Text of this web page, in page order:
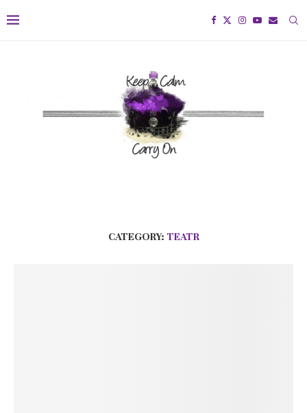
CATEGORY: TEATR